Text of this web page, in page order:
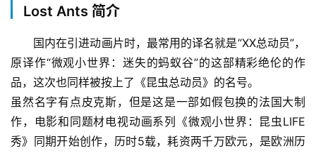
Lost Ants 简介
国内在引进动画片时，最常用的译名就是“XX总动员”，
原译作“微观小世界：迷失的蚂蚁谷”的这部精彩绝伦的作
品，这次也同样被按上了《昆虫总动员》的名号。
虽然名字有点皮克斯，但是这是一部如假包换的法国大制
作，电影和同题材电视动画系列《微观小世界：昆虫LIFE
秀》同期开始创作，历时5载，耗资两千万欧元，是欧洲历